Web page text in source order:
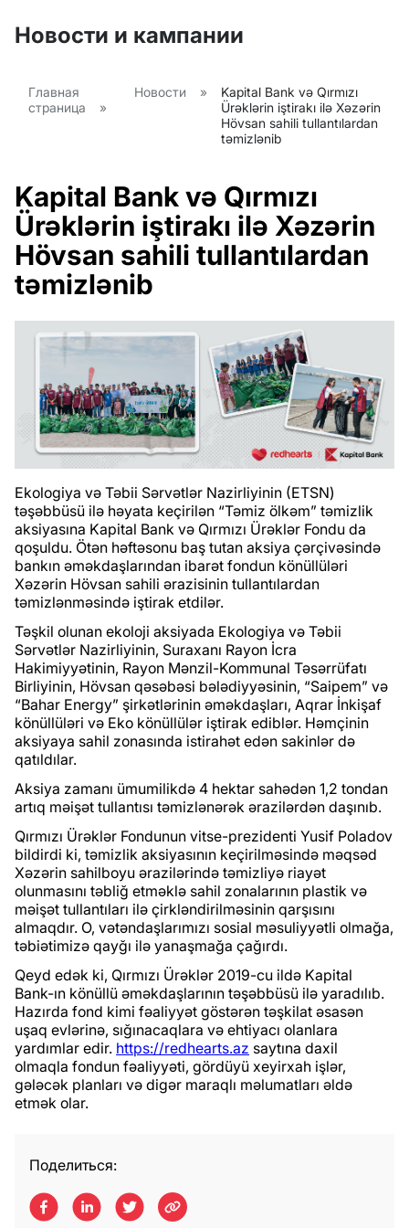
Новости и кампании
Главная
страница
»
Новости »
Kapital Bank və Qırmızı
Ürəklərin iştirakı ilə Xəzərin
Hövsan sahili tullantılardan
təmizlənib
Kapital Bank və Qırmızı
Ürəklərin iştirakı ilə Xəzərin
Hövsan sahili tullantılardan
təmizlənib
Ekologiya və Təbii Sərvətlər Nazirliyinin (ETSN)
təşəbbüsü ilə həyata keçirilən “Təmiz ölkəm” təmizlik
aksiyasına Kapital Bank və Qırmızı Ürəklər Fondu da
qoşuldu. Ötən həftəsonu baş tutan aksiya çərçivəsində
bankın əməkdaşlarından ibarət fondun könüllüləri
Xəzərin Hövsan sahili ərazisinin tullantılardan
təmizlənməsində iştirak etdilər.
Təşkil olunan ekoloji aksiyada Ekologiya və Təbii
Sərvətlər Nazirliyinin, Suraxanı Rayon İcra
Hakimiyyətinin, Rayon Mənzil-Kommunal Təsərrüfatı
Birliyinin, Hövsan qəsəbəsi bələdiyyəsinin, “Saipem” və
“Bahar Energy” şirkətlərinin əməkdaşları, Aqrar İnkişaf
könüllüləri və Eko könüllülər iştirak ediblər. Həmçinin
aksiyaya sahil zonasında istirahət edən sakinlər də
qatıldılar.
Aksiya zamanı ümumilikdə 4 hektar sahədən 1,2 tondan
artıq məişət tullantısı təmizlənərək ərazilərdən daşınıb.
Qırmızı Ürəklər Fondunun vitse-prezidenti Yusif Poladov
bildirdi ki, təmizlik aksiyasının keçirilməsində məqsəd
Xəzərin sahilboyu ərazilərində təmizliyə riayət
olunmasını təbliğ etməklə sahil zonalarının plastik və
məişət tullantıları ilə çirkləndirilməsinin qarşısını
almaqdır. O, vətəndaşlarımızı sosial məsuliyyətli olmağa,
təbiətimizə qayğı ilə yanaşmağa çağırdı.
Qeyd edək ki, Qırmızı Ürəklər 2019-cu ildə Kapital
Bank-ın könüllü əməkdaşlarının təşəbbüsü ilə yaradılıb.
Hazırda fond kimi fəaliyyət göstərən təşkilat əsasən
uşaq evlərinə, sığınacaqlara və ehtiyacı olanlara
yardımlar edir. https://redhearts.az saytına daxil
olmaqla fondun fəaliyyəti, gördüyü xeyirxah işlər,
gələcək planları və digər maraqlı məlumatları əldə
etmək olar.
Поделиться: